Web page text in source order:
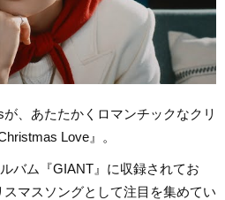
、あたたかくロマンチックなクリ
Love』。
バム『GIANT』に収録されてお
マスソングとして注目を集めてい